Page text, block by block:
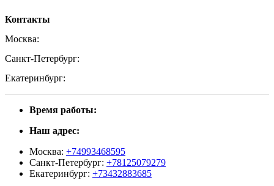
Контакты
Москва:
Санкт-Петербург:
Екатеринбург:
Время работы:
Наш адрес:
Москва: +74993468595
Санкт-Петербург: +78125079279
Екатеринбург: +73432883685